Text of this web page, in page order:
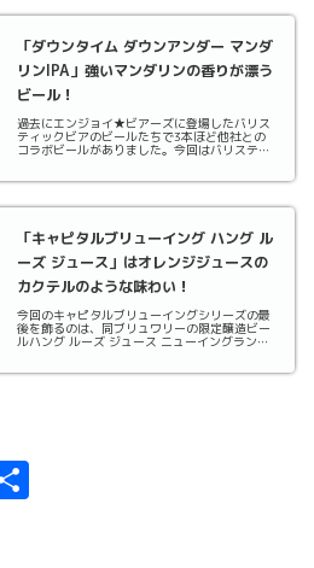
「ダウンタイム ダウンアンダー マンダ
リンIPA」強いマンダリンの香りが漂う
ビール！
過去にエンジョイ★ビアーズに登場したバリス
ティックビアのビールたちで3本ほど他社との
コラボビールがありました。今回はバリスティ
ティブ アーツ・Art Brewi...
「キャピタルブリューイング ハング ル
ーズ ジュース」はオレンジジュースの
カクテルのような味わい！
今回のキャピタルブリューイングシリーズの最
後を飾るのは、同ブリュワリーの限定醸造ビー
ルハング ルーズ ジュース ニューイングランド